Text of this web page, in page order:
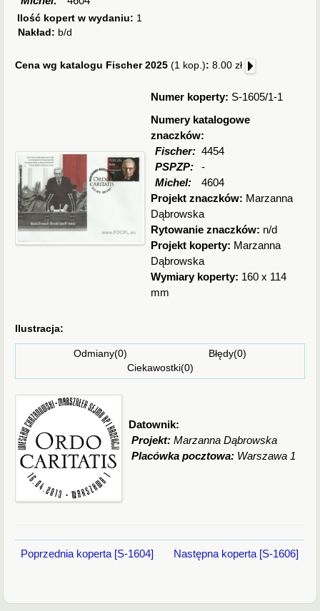
Ilość kopert w wydaniu: 1
Nakład: b/d
Cena wg katalogu Fischer 2025(1 kop.): 8.00 zł
Numer koperty: S-1605/1-1
Numery katalogowe
znaczków:
Fischer: 4454
PSPZP:
-
Michel:
4604
Projekt znaczków: Marzanna
Dąbrowska
Rytowanie znaczków: n/d
Projekt koperty: Marzanna
Dąbrowska
Wymiary koperty: 160 x 114
mm
Ilustracja:
Odmiany(0) Błędy(0)
Ciekawostki(0)
Datownik:
Projekt:Marzanna Dąbrowska
Placówka pocztowa: Warszawa 1
Poprzednia koperta [S-1604] Następna koperta [S-1606]